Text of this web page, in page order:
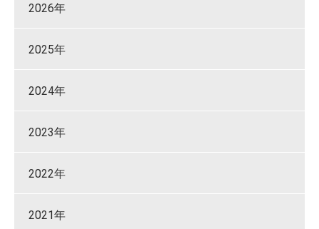
2026年
2025年
2024年
2023年
2022年
2021年